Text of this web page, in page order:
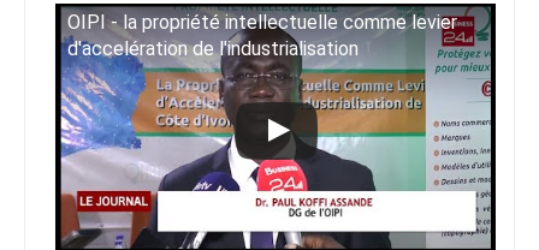
OIPI - la propriété intellectuelle comme levier
d'accelération de l'industrialisation